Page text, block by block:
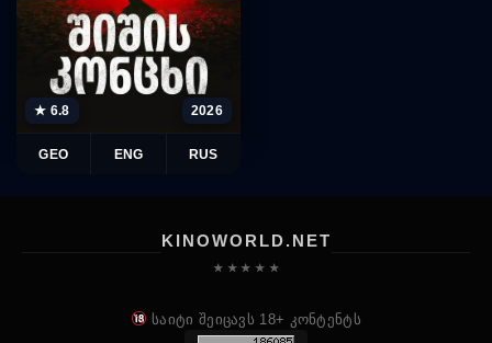
★ 6.8 2026
GEO ENG RUS
KINOWORLD.NET
★ ★ ★ ★ ★
საიტი შეიცავს 18+ კონტენტს